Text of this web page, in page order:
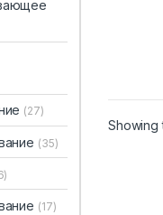
Showing
(27)
(35)
(17)